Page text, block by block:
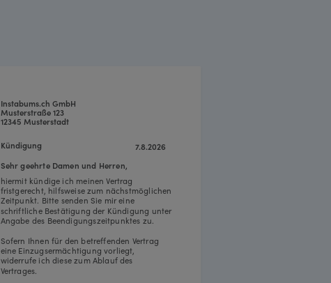
7.8.2026
Instabums.ch GmbH
Musterstraße 123
12345 Musterstadt
hiermit kündige ich meinen Vertrag
fristgerecht, hilfsweise zum nächstmöglichen
Zeitpunkt. Bitte senden Sie mir eine
schriftliche Bestätigung der Kündigung unter
Angabe des Beendigungszeitpunktes zu.
Sofern Ihnen für den betreffenden Vertrag
eine Einzugsermächtigung vorliegt,
widerrufe ich diese zum Ablauf des
Vertrages.
Sehr geehrte Damen und Herren,
Kündigung